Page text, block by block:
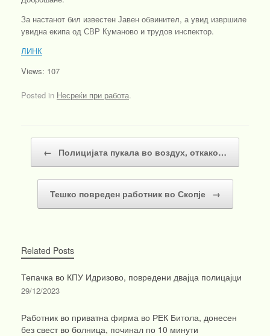
За настанот бил известен Јавен обвинител, а увид извршиле
увидна екипа од СВР Куманово и трудов инспектор.
ЛИНК
Views: 107
Posted in Несреќи при работа.
← Полицијата пукала во воздух, откако…
Тешко повреден работник во Скопје →
Related Posts
Тепачка во КПУ Идризово, повредени двајца полицајци
29/12/2023
Работник во приватна фирма во РЕК Битола, донесен
без свест во болница, починал по 10 минути